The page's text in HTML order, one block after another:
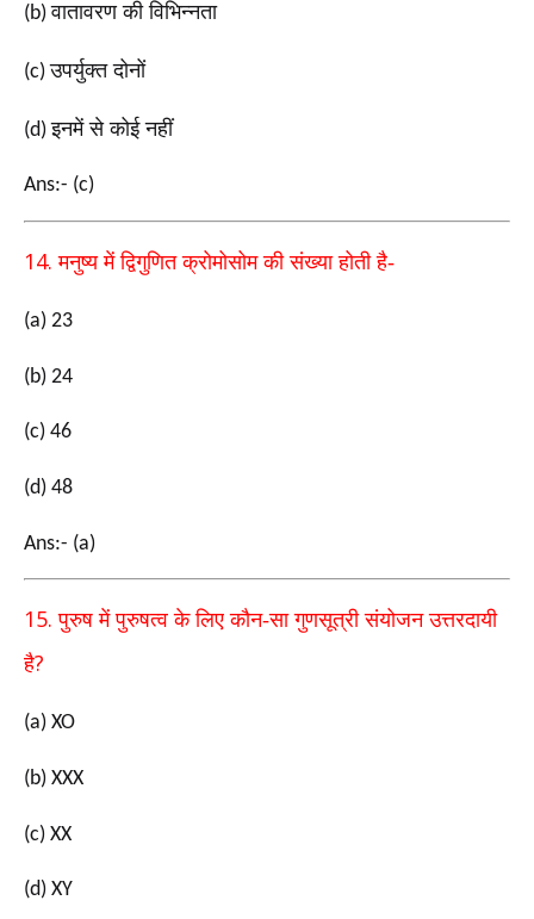
(b)वातावरण की विभिन्नता
(c)उपर्युक्त दोनों
(d)इनमें से कोई नहीं
Ans:- (c)
14.मनुष्य में द्विगुणित क्रोमोसोम की संख्या होती है-
(a) 23
(b) 24
(c) 46
(d) 48
Ans:- (a)
15.पुरुष में पुरुषत्व के लिए कौन-सा गुणसूत्री संयोजन उत्तरदायी
है?
(a) XO
(b) XXX
(c) XX
(d) XY